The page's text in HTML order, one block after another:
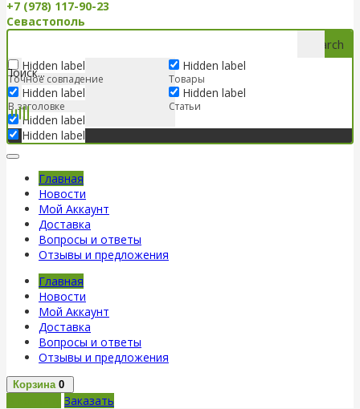
+7 (978) 117-90-23
Севастополь
Search
Hidden label
Точное совпадение
Hidden label
В заголовке
Hidden label
Hidden label
Hidden label
Товары
Hidden label
Статьи
Главная
Новости
Мой Аккаунт
Доставка
Вопросы и ответы
Отзывы и предложения
Главная
Новости
Мой Аккаунт
Доставка
Вопросы и ответы
Отзывы и предложения
Корзина 0
Заказать